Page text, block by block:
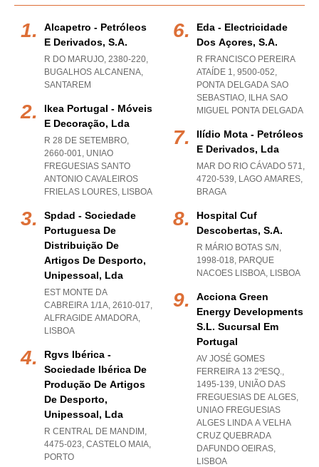
Alcapetro - Petróleos
E Derivados, S.a.
R DO MARUJO, 2380-220,
BUGALHOS ALCANENA,
SANTAREM
Ikea Portugal - Móveis
E Decoração, Lda
R 28 DE SETEMBRO,
2660-001, UNIAO
FREGUESIAS SANTO
ANTONIO CAVALEIROS
FRIELAS LOURES, LISBOA
Spdad - Sociedade
Portuguesa De
Distribuição De
Artigos De Desporto,
Unipessoal, Lda
EST MONTE DA
CABREIRA 1/1A, 2610-017,
ALFRAGIDE AMADORA,
LISBOA
Rgvs Ibérica -
Sociedade Ibérica De
Produção De Artigos
De Desporto,
Unipessoal, Lda
R CENTRAL DE MANDIM,
4475-023, CASTELO MAIA,
PORTO
Eda - Electricidade
Dos Açores, S.a.
R FRANCISCO PEREIRA
ATAÍDE 1, 9500-052,
PONTA DELGADA SAO
SEBASTIAO, ILHA SAO
MIGUEL PONTA DELGADA
Ilídio Mota - Petróleos
E Derivados, Lda
MAR DO RIO CÁVADO 571,
4720-539, LAGO AMARES,
BRAGA
Hospital Cuf
Descobertas, S.a.
R MÁRIO BOTAS S/N,
1998-018, PARQUE
NACOES LISBOA, LISBOA
Acciona Green
Energy Developments
S.l. Sucursal Em
Portugal
AV JOSÉ GOMES
FERREIRA 13 2ºESQ.,
1495-139, UNIÃO DAS
FREGUESIAS DE ALGES,
UNIAO FREGUESIAS
ALGES LINDA A VELHA
CRUZ QUEBRADA
DAFUNDO OEIRAS,
LISBOA